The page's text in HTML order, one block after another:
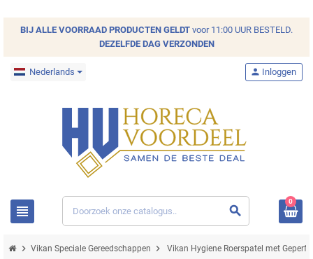
BIJ ALLE VOORRAAD PRODUCTEN GELDT voor 11:00 UUR BESTELD.
DEZELFDE DAG VERZONDEN
Nederlands
view_headline search
person Inloggen
0
chevron_right Vikan Speciale Gereedschappen chevron_right Vikan Hygiene Roerspatel met